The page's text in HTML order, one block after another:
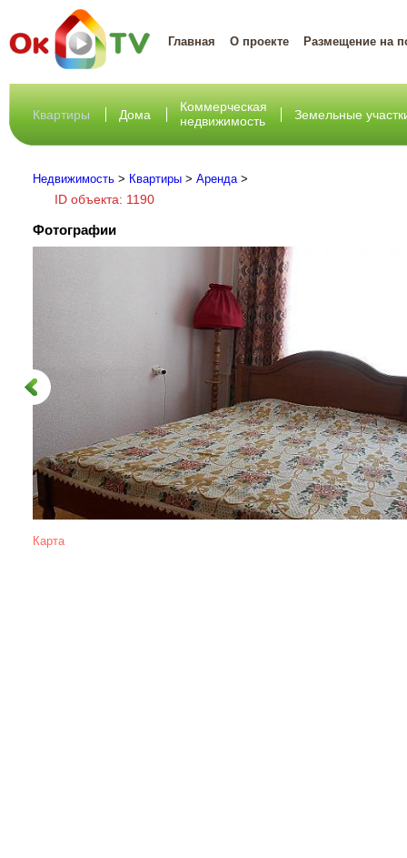
Главная О проекте Размещение на
Квартиры Дома
Коммерческая
недвижимость
Земельные
Недвижимость > Квартиры > Аренда>
ID объекта: 1190
Фотографии
Карта